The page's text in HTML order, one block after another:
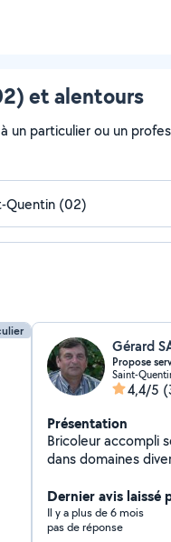
et alentours
particulier ou un
Gérard
Propose
Saint-
4,4/5
Présentation
Bricoleur accompli
dans domaines divers et variés, prioritairement dans
domaine.
soigné. Habitué à
Dernier avis laissé
Il y a plus de 6 mois
pas de réponse